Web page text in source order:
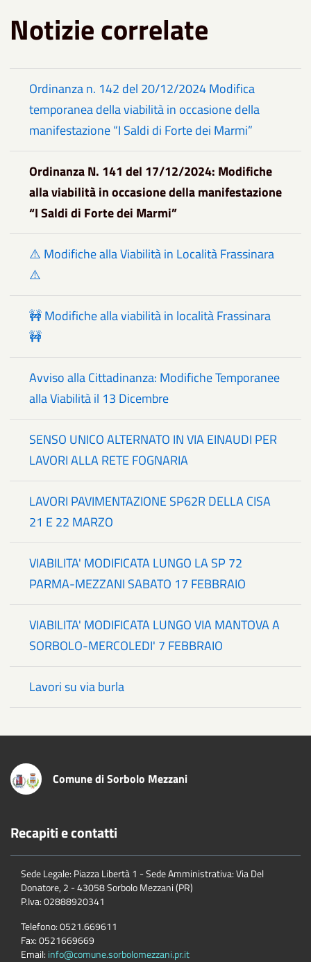
Notizie correlate
Ordinanza n. 142 del 20/12/2024 Modifica
temporanea della viabilità in occasione della
manifestazione “I Saldi di Forte dei Marmi”
Ordinanza N. 141 del 17/12/2024: Modifiche
alla viabilità in occasione della manifestazione
“I Saldi di Forte dei Marmi”
⚠️ Modifiche alla Viabilità in Località Frassinara
⚠️
🚧 Modifiche alla viabilità in località Frassinara
🚧
Avviso alla Cittadinanza: Modifiche Temporanee
alla Viabilità il 13 Dicembre
SENSO UNICO ALTERNATO IN VIA EINAUDI PER
LAVORI ALLA RETE FOGNARIA
LAVORI PAVIMENTAZIONE SP62R DELLA CISA
21 E 22 MARZO
VIABILITA' MODIFICATA LUNGO LA SP 72
PARMA-MEZZANI SABATO 17 FEBBRAIO
VIABILITA' MODIFICATA LUNGO VIA MANTOVA A
SORBOLO-MERCOLEDI' 7 FEBBRAIO
Lavori su via burla
Comune di Sorbolo Mezzani
Recapiti e contatti
Sede Legale: Piazza Libertà 1 - Sede Amministrativa: Via Del
Donatore, 2 - 43058 Sorbolo Mezzani (PR)
P.Iva:02888920341
Telefono:0521.669611
Fax:0521669669
Email: info@comune.sorbolomezzani.pr.it